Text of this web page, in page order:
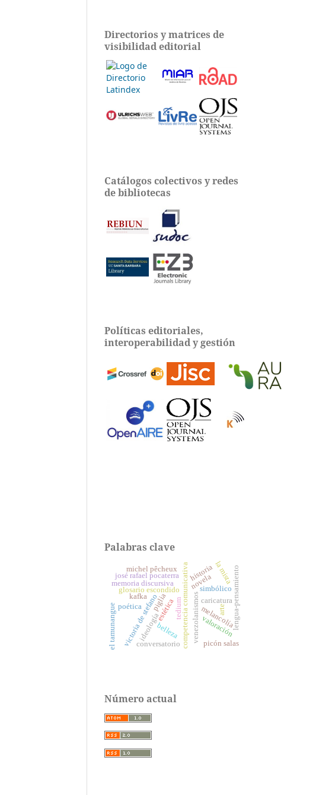
Directorios y matrices de
visibilidad editorial
Catálogos colectivos y redes
de bibliotecas
Políticas editoriales,
interoperabilidad y gestión
Palabras clave
glosario escondido competencia comunicativa
ideología venezolanismos
estética melancolía
tedium
novela
victoria de stefano lengua-pensamiento
josé rafael pocaterra
michel pêcheux
caricatura
memoria discursiva
piglia
kafka
poética
el tamunangue conversatorio
belleza
simbólico
historia
valoración
arte
picón salas
la mista
Número actual